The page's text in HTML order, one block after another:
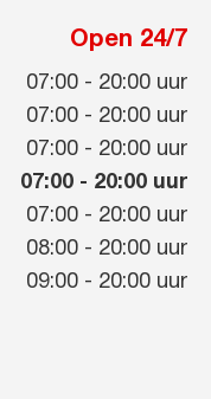
Open 24/7
07:00 - 20:00 uur
07:00 - 20:00 uur
07:00 - 20:00 uur
07:00 - 20:00 uur
07:00 - 20:00 uur
08:00 - 20:00 uur
09:00 - 20:00 uur